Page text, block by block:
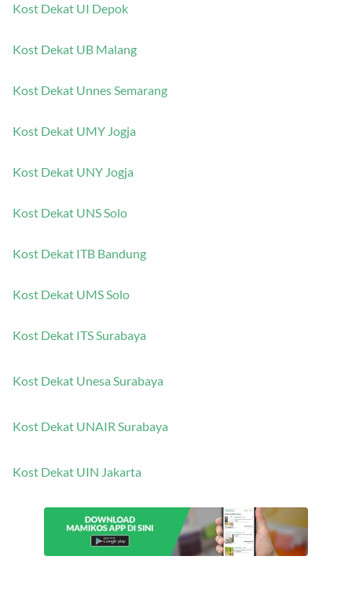
Kost Dekat UI Depok
Kost Dekat UB Malang
Kost Dekat Unnes Semarang
Kost Dekat UMY Jogja
Kost Dekat UNY Jogja
Kost Dekat UNS Solo
Kost Dekat ITB Bandung
Kost Dekat UMS Solo
Kost Dekat ITS Surabaya
Kost Dekat Unesa Surabaya
Kost Dekat UNAIR Surabaya
Kost Dekat UIN Jakarta